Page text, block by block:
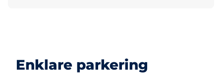
Enklare parkering